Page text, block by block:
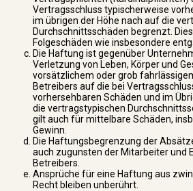
Vertragsschluss typischerweise
im übrigen der Höhe nach auf die
Durchschnittsschäden begrenzt.
Folgeschäden wie insbesondere
Die Haftung ist gegenüber
Verletzung von Leben, Körper und
vorsätzlichem oder grob
Betreibers auf die bei
vorhersehbaren Schäden und im
die vertragstypischen
gilt auch für mittelbare Schäden,
Gewinn.
Die Haftungsbegrenzung der
auch zugunsten der Mitarbeiter und
Betreibers.
Ansprüche für eine Haftung aus
Recht bleiben unberührt.